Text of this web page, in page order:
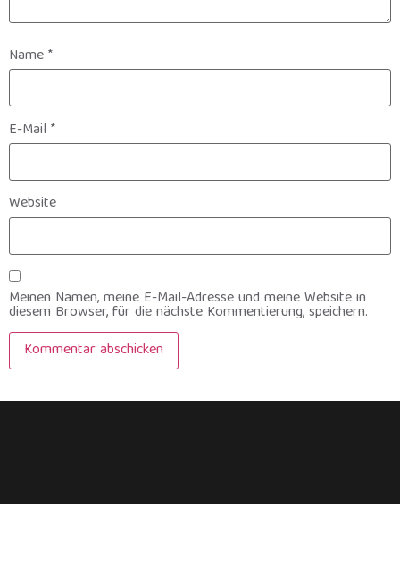
Name*
E-Mail *
Website
Meinen Namen, meine E-Mail-Adresse und meine Website in
diesem Browser, für die nächste Kommentierung, speichern.